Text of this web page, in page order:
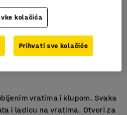
vratima i klupom. Svaka
i ladicu na vratima. Otvori za
kolačića
Prihvati sve kolačiće